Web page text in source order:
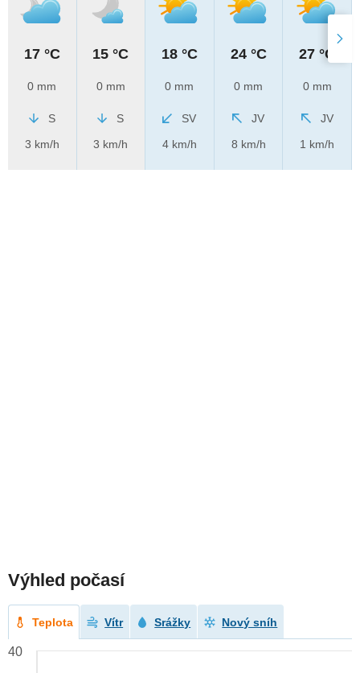
17 °C
0 mm
S
3 km/h
15 °C
0 mm
S
3 km/h
18 °C
0 mm
SV
4 km/h
24 °C
0 mm
JV
8 km/h
27 °C
0 mm
JV
1 km/h
Výhled počasí
Teplota Vítr Srážky Nový sníh
40